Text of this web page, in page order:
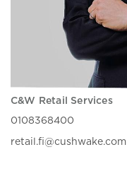
C&W Retail Services
0108368400
retail.fi@cushwake.com